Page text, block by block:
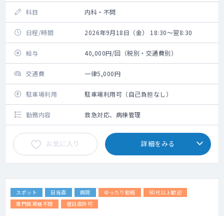
科目 内科・不問
日程/時間 2026年9月18日（金） 18:30～翌8:30
給与 40,000円/回（税別・交通費別）
交通費 一律5,000円
駐車場利用 駐車場利用可（自己負担なし）
勤務内容 救急対応、病棟管理
お気に入り 詳細をみる
スポット 日当直 病院 ゆったり勤務
60代以上歓迎
専門医資格不問
宿日直許可